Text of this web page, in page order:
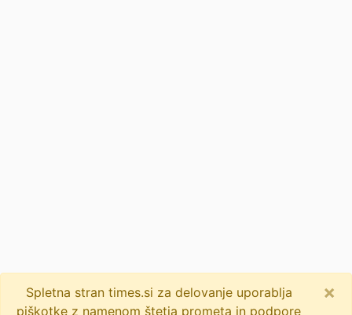
Spletna stran times.si za delovanje uporablja
piškotke z namenom štetja prometa in podpore
×